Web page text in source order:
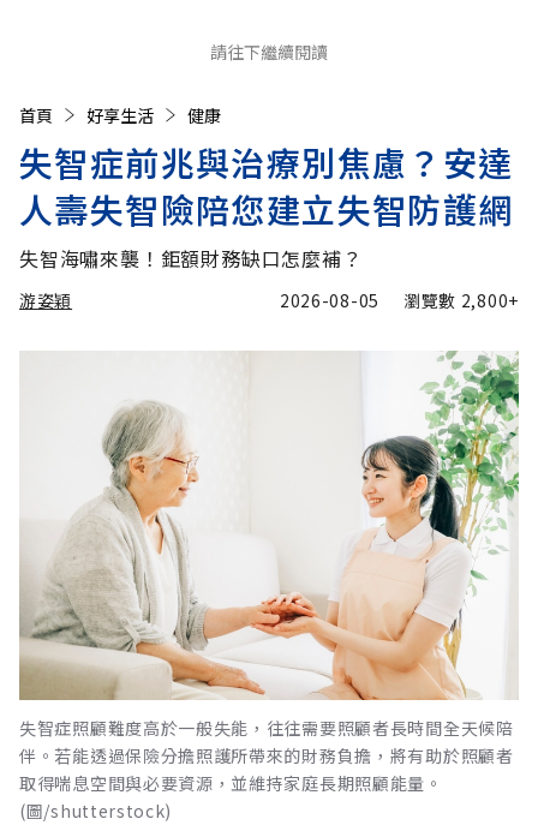
請往下繼續閱讀
首頁 好享生活 健康
失智症前兆與治療別焦慮？安達
人壽失智險陪您建立失智防護網
失智海嘯來襲！鉅額財務缺口怎麼補？
游姿穎 2026-08-05 瀏覽數 2,800+
失智症照顧難度高於一般失能，往往需要照顧者長時間全天候陪
伴。若能透過保險分擔照護所帶來的財務負擔，將有助於照顧者
取得喘息空間與必要資源，並維持家庭長期照顧能量。
(圖/shutterstock)